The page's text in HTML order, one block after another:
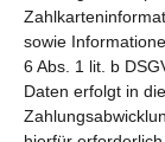
sowie
6 Abs. 1 lit. b
Daten erfolgt in